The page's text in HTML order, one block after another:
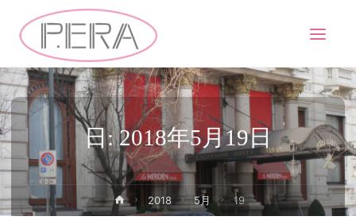
日: 2018年5月19日
2018 5月 19